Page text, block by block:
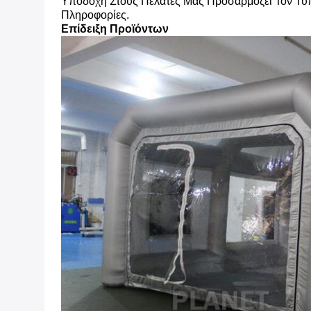
Πληροφορίες.
Επίδειξη Προϊόντων